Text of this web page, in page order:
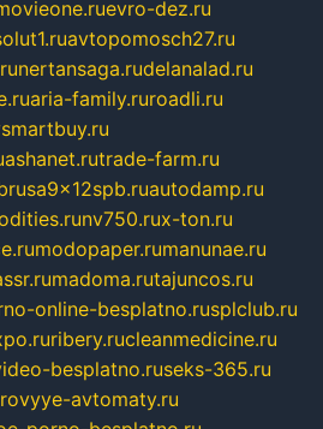
evro-dez.ru
avtopomosch27.ru
nertansaga.rudelanalad.ru
aria-family.ruroadli.ru
ashanet.rutrade-farm.ru
autodamp.ru
nv750.rux-ton.ru
modopaper.rumanunae.ru
madoma.rutajuncos.ru
online-besplatno.rusplclub.ru
ribery.rucleanmedicine.ru
besplatno.ruseks-365.ru
avtomaty.ru